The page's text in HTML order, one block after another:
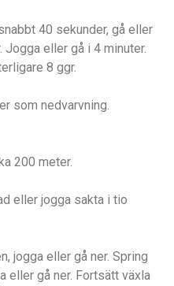
40 sekunder, gå eller
Jogga eller gå i 4 minuter.
8 ggr.
som nedvarvning.
200 meter.
eller jogga sakta i tio
jogga eller gå ner. Spring
eller gå ner. Fortsätt växla